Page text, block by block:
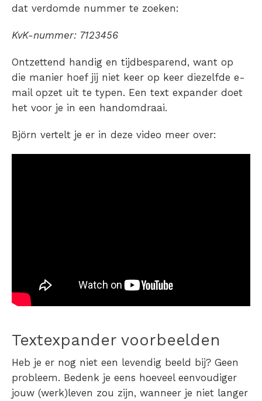
dat verdomde nummer te zoeken:
KvK-nummer: 7123456
Ontzettend handig en tijdbesparend, want op
die manier hoef jij niet keer op keer diezelfde e-
mail opzet uit te typen. Een text expander doet
het voor je in een handomdraai.
Björn vertelt je er in deze video meer over:
Textexpander voorbeelden
Heb je er nog niet een levendig beeld bij? Geen
probleem. Bedenk je eens hoeveel eenvoudiger
jouw (werk)leven zou zijn, wanneer je niet langer